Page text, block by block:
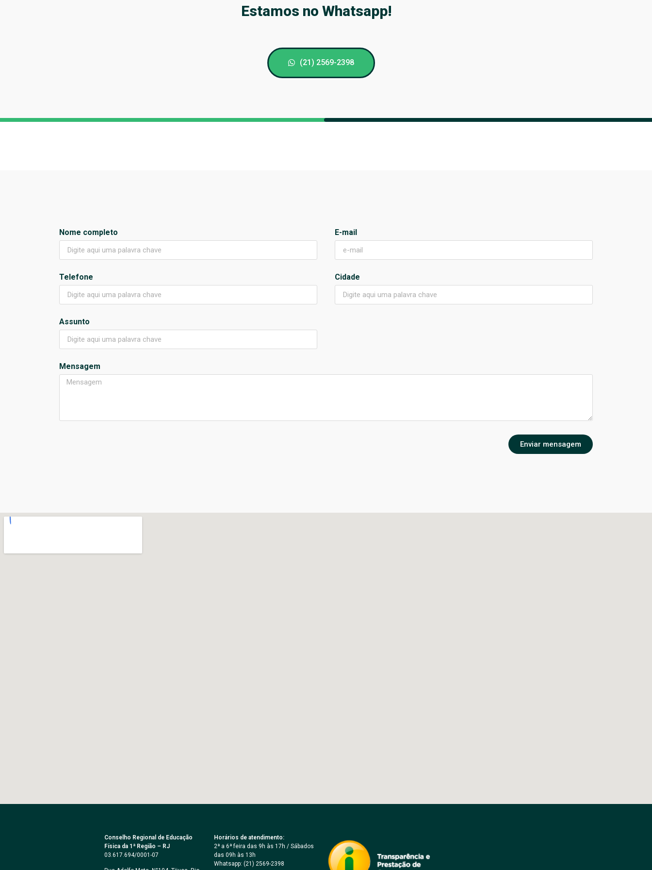
Estamos no Whatsapp!
(21) 2569-2398
Nome completo E-mail
Telefone Cidade
Assunto
Mensagem
Enviar mensagem
Conselho Regional de Educação
Física da 1ª Região – RJ
03.617.694/0001-07
Horários de atendimento:
2ª a 6ª feira das 9h às 17h / Sábados
das 09h às 13h
Whatsapp: (21) 2569-2398